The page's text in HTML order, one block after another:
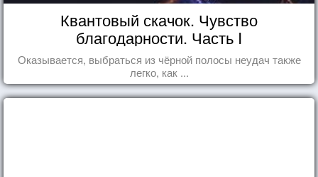
Квантовый скачок. Чувство
благодарности. Часть I
Оказывается, выбраться из чёрной полосы неудач также
легко, как ...